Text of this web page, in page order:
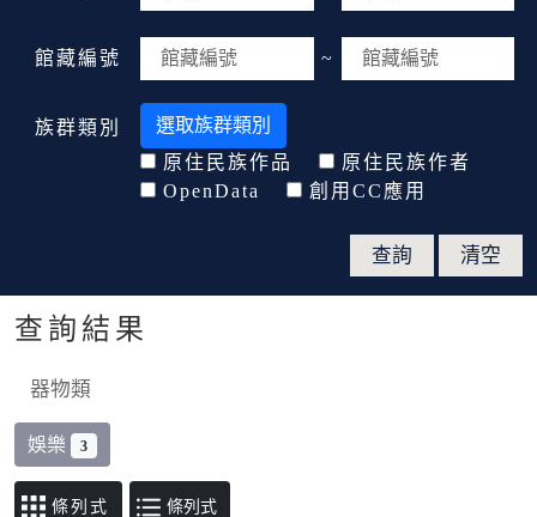
館藏編號 ~
族群類別
選取族群類別
原住民族作品
原住民族作者
OpenData
創用CC應用
查詢結果
器物類
娛樂 3
條列式